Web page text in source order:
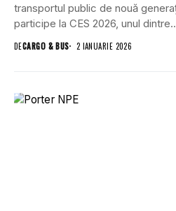
transportul public de nouă
participe la CES 2026, unul
DECARGO & BUS 2 IANUARIE 2026